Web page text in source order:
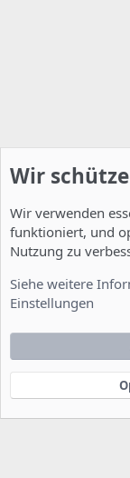
Startseite
e
Community platform by
xenDach©2010-2014
Wir
Wir verwenden
funktioniert, und
Nutzung zu
Siehe weitere
Einstellungen